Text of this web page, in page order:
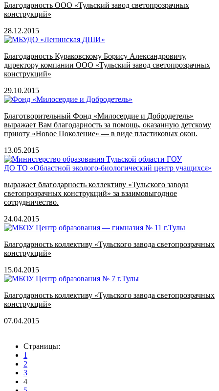
Благодарность ООО «Тульский завод светопрозрачных
конструкций»
28.12.2015
Благодарность Кураковскому Борису Александровичу,
директору компании ООО «Тульский завод светопрозрачных
конструкций»
29.10.2015
Благотворительный Фонд «Милосердие и Добродетель»
выражает Вам благодарность за помощь, оказанную детскому
приюту «Новое Поколение» — в виде пластиковых окон.
13.05.2015
выражает благодарность коллективу «Тульского завода
светопрозрачных конструкций» за взаимовыгодное
сотрудничество.
24.04.2015
Благодарность коллективу «Тульского завода светопрозрачных
конструкций»
15.04.2015
Благодарность коллективу «Тульского завода светопрозрачных
конструкций»
07.04.2015
Страницы:
1
2
3
4